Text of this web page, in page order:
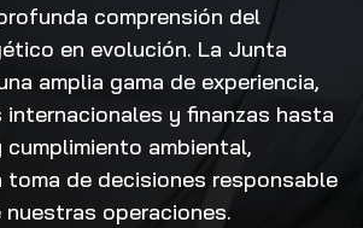
comprensión del
en evolución. La Junta
amplia gama de experiencia,
y finanzas hasta
ambiental,
toma de decisiones responsable
nuestras operaciones.